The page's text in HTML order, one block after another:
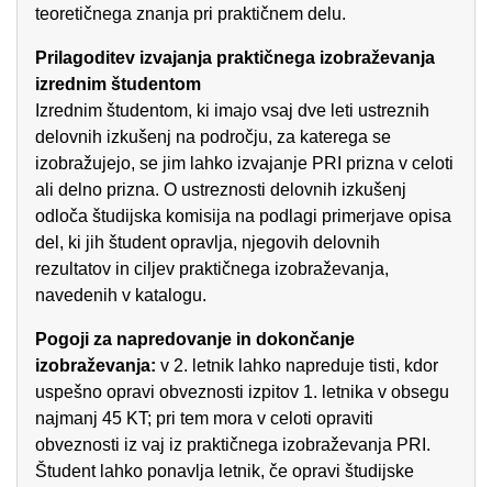
teoretičnega znanja pri praktičnem delu.
Prilagoditev izvajanja praktičnega izobraževanja
izrednim študentom
Izrednim študentom, ki imajo vsaj dve leti ustreznih
delovnih izkušenj na področju, za katerega se
izobražujejo, se jim lahko izvajanje PRI prizna v celoti
ali delno prizna. O ustreznosti delovnih izkušenj
odloča študijska komisija na podlagi primerjave opisa
del, ki jih študent opravlja, njegovih delovnih
rezultatov in ciljev praktičnega izobraževanja,
navedenih v katalogu.
Pogoji za napredovanje in dokončanje
izobraževanja: v 2. letnik lahko napreduje tisti, kdor
uspešno opravi obveznosti izpitov 1. letnika v obsegu
najmanj 45 KT; pri tem mora v celoti opraviti
obveznosti iz vaj iz praktičnega izobraževanja PRI.
Študent lahko ponavlja letnik, če opravi študijske